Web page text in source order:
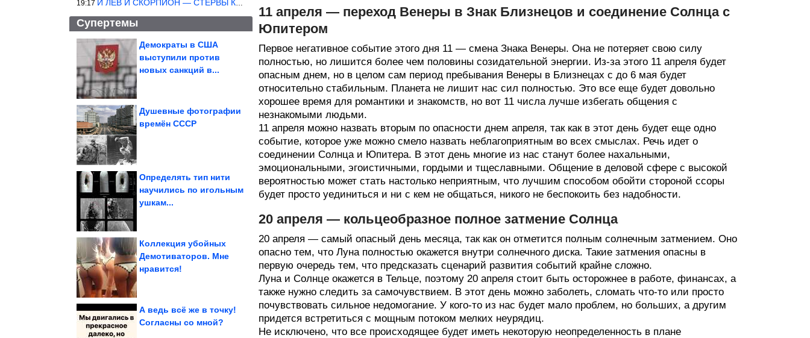
19:17 И ЛЕВ И СКОРПИОН — СТЕРВЫ КАКИХ ЕЩЕ ПОИСКАТЬ НАДО
Супертемы
И снова приколы из
Кайф!
Демократы в США
выступили против
новых санкций в...
Душевные фотографии
времён СССР
Определять тип нити
научились по игольным
ушкам...
Сбежавшая из дома
Коллекция убойных
Демотиваторов. Мне
нравится!
А ведь всё же в точку!
Согласны со мной?
11 апреля — переход Венеры в Знак Близнецов и соединение Солнца с
Юпитером
Первое негативное событие этого дня 11 — смена Знака Венеры. Она не потеряет свою силу
полностью, но лишится более чем половины созидательной энергии. Из-за этого 11 апреля будет
опасным днем, но в целом сам период пребывания Венеры в Близнецах с до 6 мая будет
относительно стабильным. Планета не лишит нас сил полностью. Это все еще будет довольно
хорошее время для романтики и знакомств, но вот 11 числа лучше избегать общения с
незнакомыми людьми.
11 апреля можно назвать вторым по опасности днем апреля, так как в этот день будет еще одно
событие, которое уже можно смело назвать неблагоприятным во всех смыслах. Речь идет о
соединении Солнца и Юпитера. В этот день многие из нас станут более нахальными,
эмоциональными, эгоистичными, гордыми и тщеславными. Общение в деловой сфере с высокой
вероятностью может стать настолько неприятным, что лучшим способом обойти стороной ссоры
будет просто уединиться и ни с кем не общаться, никого не беспокоить без надобности.
20 апреля — кольцеобразное полное затмение Солнца
20 апреля — самый опасный день месяца, так как он отметится полным солнечным затмением. Оно
опасно тем, что Луна полностью окажется внутри солнечного диска. Такие затмения опасны в
первую очередь тем, что предсказать сценарий развития событий крайне сложно.
Луна и Солнце окажется в Тельце, поэтому 20 апреля стоит быть осторожнее в работе, финансах, а
также нужно следить за самочувствием. В этот день можно заболеть, сломать что-то или просто
почувствовать сильное недомогание. У кого-то из нас будет мало проблем, но больших, а другим
придется встретиться с мощным потоком мелких неурядиц.
Не исключено, что все происходящее будет иметь некоторую неопределенность в плане